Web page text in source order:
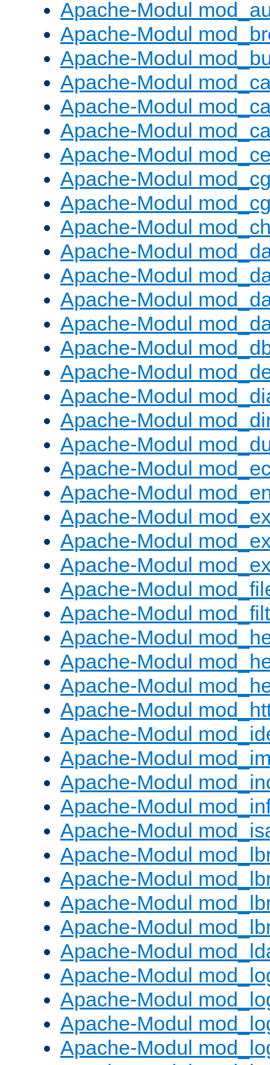
Apache-Modul
Apache-Modul
Apache-Modul
Apache-Modul
Apache-Modul
Apache-Modul
Apache-Modul
Apache-Modul
Apache-Modul
Apache-Modul
Apache-Modul
Apache-Modul
Apache-Modul
Apache-Modul
Apache-Modul
Apache-Modul
Apache-Modul
Apache-Modul
Apache-Modul
Apache-Modul
Apache-Modul
Apache-Modul
Apache-Modul
Apache-Modul
Apache-Modul
Apache-Modul
Apache-Modul
Apache-Modul
Apache-Modul
Apache-Modul
Apache-Modul
Apache-Modul
Apache-Modul
Apache-Modul
Apache-Modul
Apache-Modul
Apache-Modul
Apache-Modul
Apache-Modul
Apache-Modul
Apache-Modul
Apache-Modul
Apache-Modul
Apache-Modul